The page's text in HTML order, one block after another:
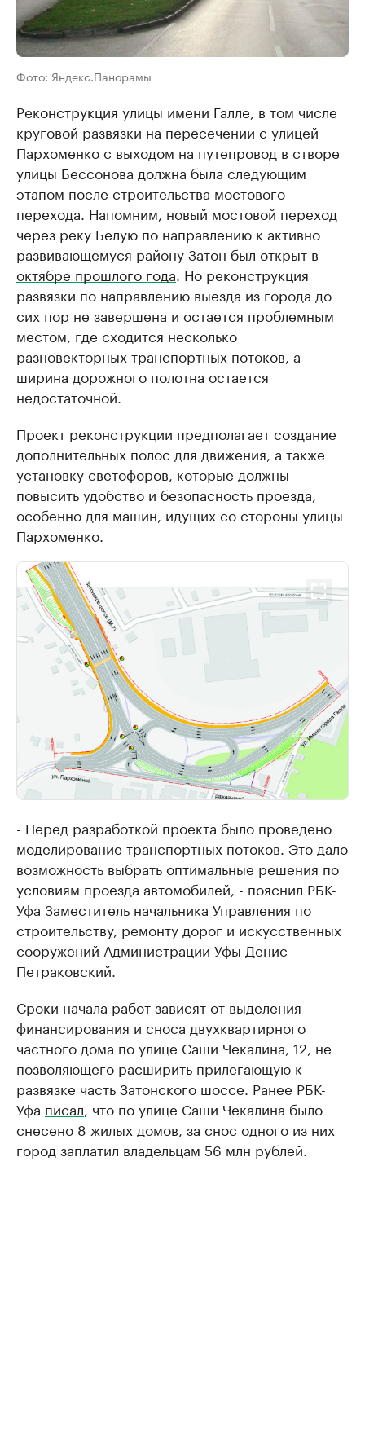
Фото: Яндекс.Панорамы
Реконструкция улицы имени Галле, в том числе
круговой развязки на пересечении с улицей
Пархоменко с выходом на путепровод в створе
улицы Бессонова должна была следующим
этапом после строительства мостового
перехода. Напомним, новый мостовой переход
через реку Белую по направлению к активно
развивающемуся району Затон был открыт в
октябре прошлого года. Но реконструкция
развязки по направлению выезда из города до
сих пор не завершена и остается проблемным
местом, где сходится несколько
разновекторных транспортных потоков, а
ширина дорожного полотна остается
недостаточной.
Проект реконструкции предполагает создание
дополнительных полос для движения, а также
установку светофоров, которые должны
повысить удобство и безопасность проезда,
особенно для машин, идущих со стороны улицы
Пархоменко.
- Перед разработкой проекта было проведено
моделирование транспортных потоков. Это дало
возможность выбрать оптимальные решения по
условиям проезда автомобилей, - пояснил РБК-
Уфа Заместитель начальника Управления по
строительству, ремонту дорог и искусственных
сооружений Администрации Уфы Денис
Петраковский.
Сроки начала работ зависят от выделения
финансирования и сноса двухквартирного
частного дома по улице Саши Чекалина, 12, не
позволяющего расширить прилегающую к
развязке часть Затонского шоссе. Ранее РБК-
Уфа писал , что по улице Саши Чекалина было
снесено 8 жилых домов, за снос одного из них
город заплатил владельцам 56 млн рублей.